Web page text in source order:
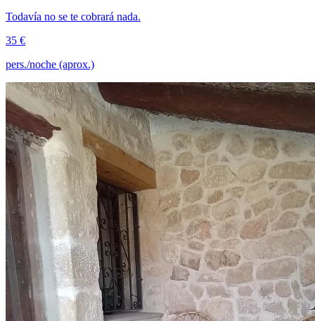
Todavía no se te cobrará nada.
35 €
pers./noche (aprox.)